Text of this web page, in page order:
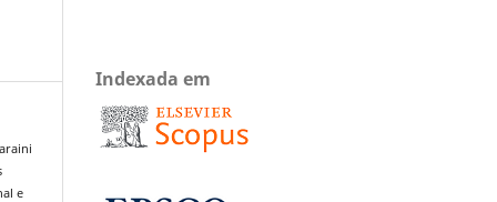
e
Indexada em